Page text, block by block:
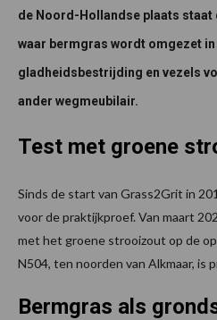
de Noord-Hollandse plaats staat
waar bermgras wordt omgezet in
gladheidsbestrijding en vezels
ander wegmeubilair.
Test met groene
Sinds de start van Grass2Grit in
voor de praktijkproef. Van maart
met het groene strooizout op de
N504, ten noorden van Alkmaar, is
Bermgras als